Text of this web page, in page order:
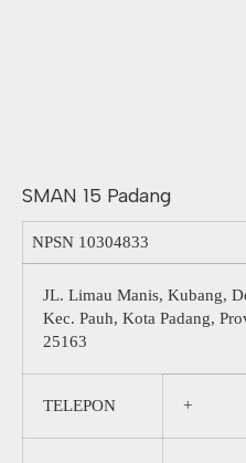
SMAN 15 Padang
NPSN 10304833
JL. Limau Manis, Kubang,
Kec. Pauh, Kota Padang,
25163
TELEPON +